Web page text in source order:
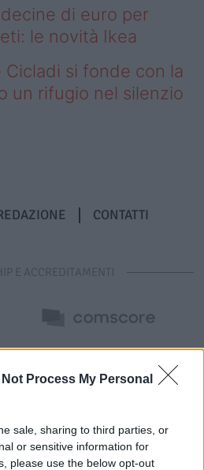
Not Process My Personal
sale, sharing to third parties, or
or sensitive information for
please use the below opt-out
di euro per
le novità Ikea
si fonde con la
un rifugio nel silenzio
CONTATTI
E ACCREDITAMENTI